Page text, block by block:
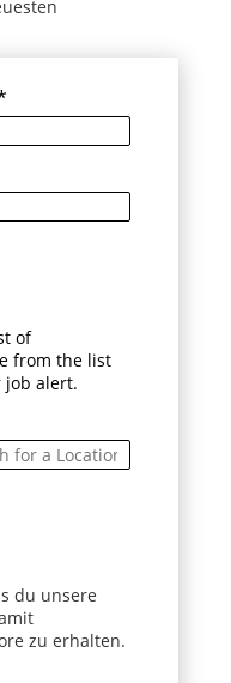
of
from the list
job alert.
du unsere
in einem neuen Fenster)
zu erhalten.